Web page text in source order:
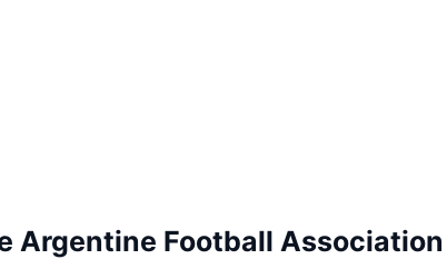
Argentine Football Association